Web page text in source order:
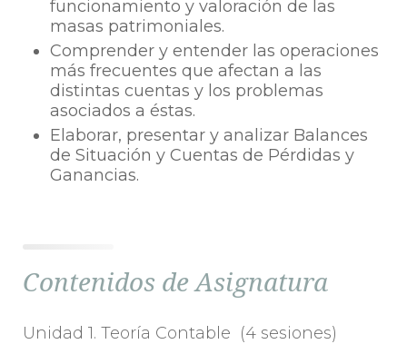
funcionamiento y valoración de las
masas patrimoniales.
Comprender y entender las operaciones
más frecuentes que afectan a las
distintas cuentas y los problemas
asociados a éstas.
Elaborar, presentar y analizar Balances
de Situación y Cuentas de Pérdidas y
Ganancias.
Contenidos de Asignatura
Unidad 1. Teoría Contable (4 sesiones)